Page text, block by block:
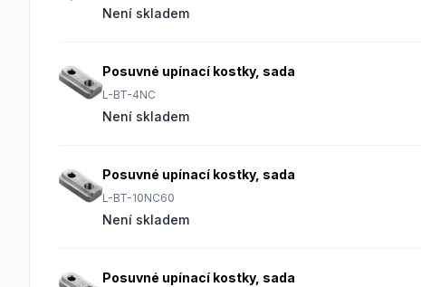
Není skladem
Posuvné upínací kostky, sada
L-BT-4NC
Není skladem
Posuvné upínací kostky, sada
L-BT-10NC60
Není skladem
Posuvné upínací kostky, sada